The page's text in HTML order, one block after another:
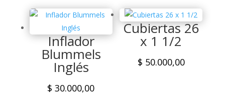
Inflador
Blummels
Inglés
$ 30.000,00
Cubiertas 26
x 1 1/2
$ 50.000,00